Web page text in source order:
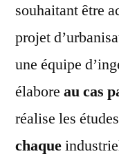
souhaitant être
projet
une équipe
élabore au cas
réalise les
chaque